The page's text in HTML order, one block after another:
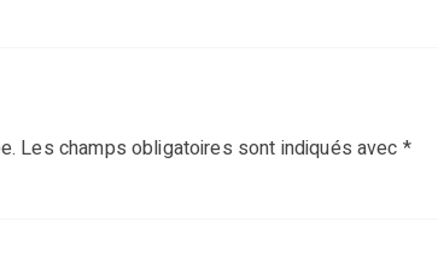
Les champs obligatoires sont indiqués avec *